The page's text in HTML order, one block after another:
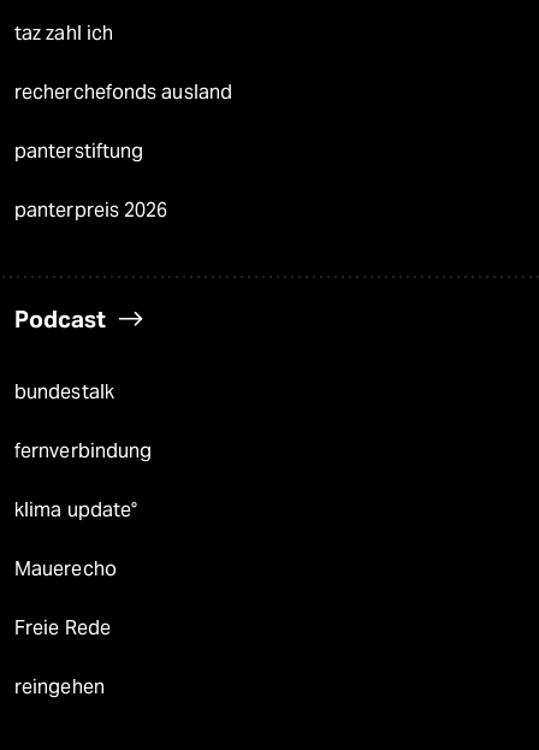
taz zahl ich
recherchefonds ausland
panterstiftung
panterpreis 2026
Podcast
bundestalk
fernverbindung
klima update°
Mauerecho
Freie Rede
reingehen